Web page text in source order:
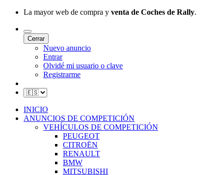
La mayor web de compra y venta de Coches de Rally.
Cerrar
Nuevo anuncio
Entrar
Olvidé mi usuario o clave
Registrarme
INICIO
ANUNCIOS DE COMPETICIÓN
VEHÍCULOS DE COMPETICIÓN
PEUGEOT
CITROËN
RENAULT
BMW
MITSUBISHI